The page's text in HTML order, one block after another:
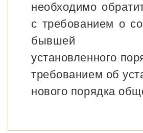
необходимо
с требованием о
бывшей
установленного
требованием об
нового порядка